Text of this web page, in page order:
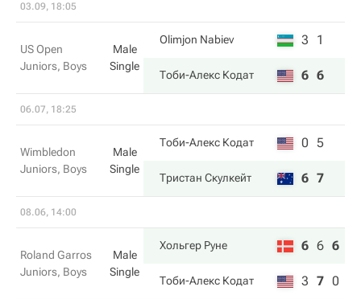
03.09, 18:05
US Open
Juniors, Boys
Male
Single
Olimjon Nabiev 3 1
Тоби-Алекс Кодат 6 6
06.07, 18:25
Wimbledon
Juniors, Boys
Male
Single
Тоби-Алекс Кодат 0 5
Тристан Скулкейт 6 7
08.06, 14:00
Roland Garros
Juniors, Boys
Male
Single
Хольгер Руне 6 6 6
Тоби-Алекс Кодат 3 7 0